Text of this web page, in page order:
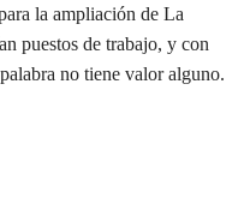
la ampliación de La
puestos de trabajo, y con
no tiene valor alguno.